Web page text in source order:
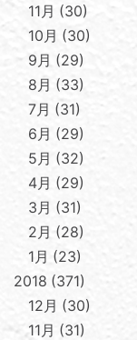
11月
30
10月
30
9月
29
8月
33
7月
31
6月
29
5月
32
4月
29
3月
31
2月
28
1月
23
2018 371
12月
30
11月
31